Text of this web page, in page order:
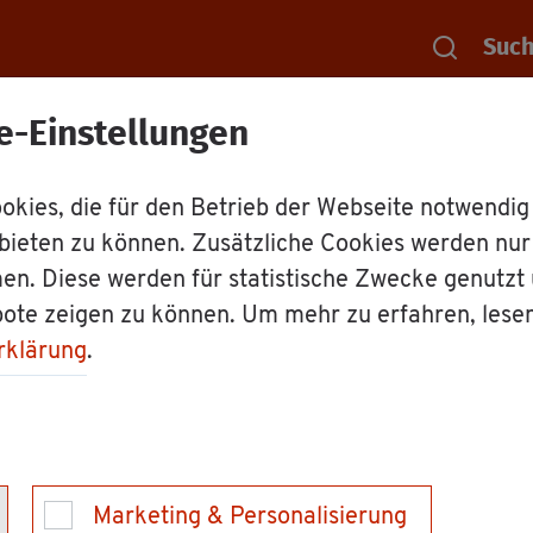
Einstellungen
die für den Betrieb der Webseite
zu können. Zusätzliche Cookies werden
Diese werden für statistische Zwecke genutzt
zeigen zu können. Um mehr zu erfahren,
.
Marketing & Personalisierung
Rat­haus Dienst­leis­tun­gen
und
(BIS2) des
nut­zen